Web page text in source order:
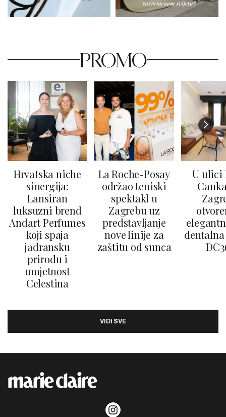
PROMO
Hrvatska niche
sinergija:
Lansiran
luksuzni brend
Andart Perfumes
koji spaja
jadransku
prirodu i
umjetnost
Celestina
La Roche-Posay
održao teniski
spektakl u
Zagrebu uz
predstavljanje
nove linije za
zaštitu od sunca
U ulici
VIDI SVE